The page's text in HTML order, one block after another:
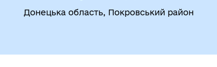
Донецька область, Покровський район